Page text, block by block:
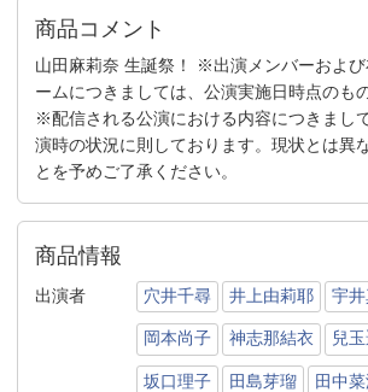
商品コメント
山田麻莉奈 生誕祭！ ※出演メンバーおよ
ームにつきましては、公演実施日時点のも
※配信される公演における内容につきまし
演時の状況に則しております。現状とは異
とを予めご了承ください。
商品情報
出演者 穴井千尋 井上由莉耶 宇井
岡本尚子 神志那結衣 兒
坂口理子 田島芽瑠 田中